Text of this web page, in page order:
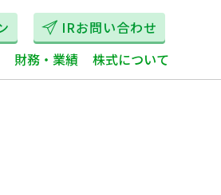
財務・業績 株式について
IRお問い合わせ